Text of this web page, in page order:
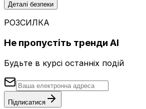
Деталі безпеки
РОЗСИЛКА
Не пропустіть тренди AI
Будьте в курсі останніх подій
Підписатися